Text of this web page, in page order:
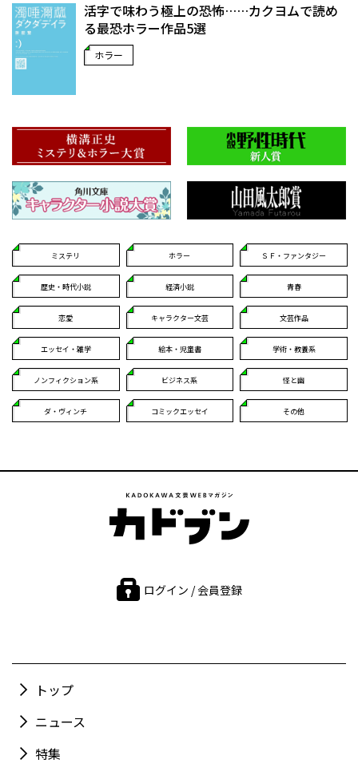
活字で味わう極上の恐怖……カクヨムで読め
る最恐ホラー作品5選
ホラー
ミステリ ホラー ＳＦ・ファンタジー
歴史・時代小説 経済小説 青春
恋愛 キャラクター文芸 文芸作品
エッセイ・雑学 絵本・児童書 学術・教養系
ノンフィクション系 ビジネス系 怪と幽
ダ・ヴィンチ コミックエッセイ その他
ログイン / 会員登録
トップ
ニュース
特集